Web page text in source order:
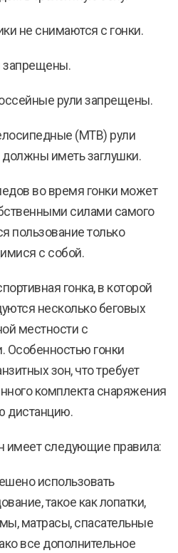
не снимаются с гонки.
запрещены.
рули запрещены.
(MTB) рули
иметь заглушки.
во время гонки может
силами самого
пользование только
с собой.
гонка, в которой
несколько беговых
местности с
Особенностью гонки
зон, что требует
комплекта снаряжения
дистанцию.
имеет следующие правила:
использовать
такое как лопатки,
матрасы, спасательные
все дополнительное